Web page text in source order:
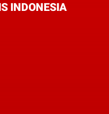
INDONESIA